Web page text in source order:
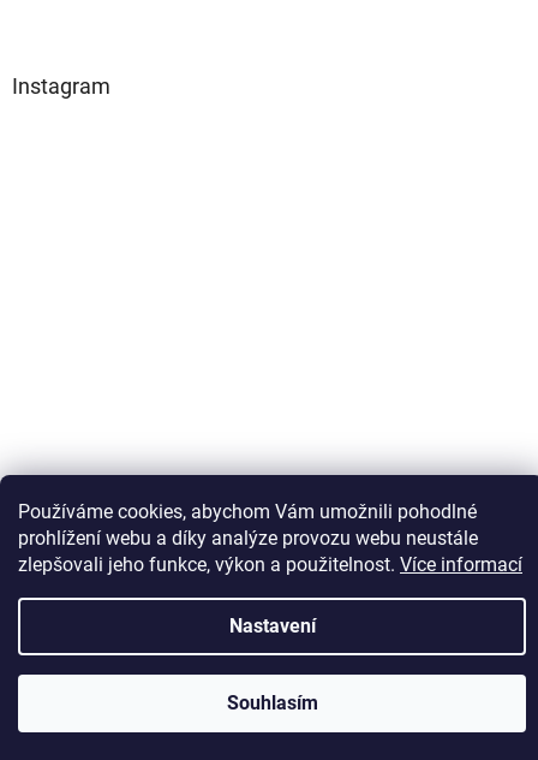
Používáme cookies, abychom Vám umožnili pohodlné
prohlížení webu a díky analýze provozu webu neustále
zlepšovali jeho funkce, výkon a použitelnost. Více informací
Nastavení
Souhlasím
Instagram
Sledovat na Instagramu
Vytvořil Shoptet